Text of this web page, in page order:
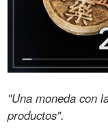
"Una moneda con
productos".